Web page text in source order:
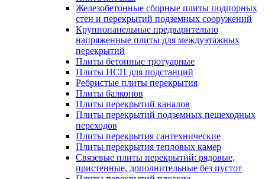
Железобетонные сборные плиты подпорных
стен и перекрытий подземных сооружений
Крупнопанельные предварительно
напряженные плиты для междуэтажных
перекрытий
Плиты бетонные тротуарные
Плиты НСП для подстанций
Ребристые плиты перекрытия
Плиты балконов
Плиты перекрытий каналов
Плиты перекрытий подземных пешеходных
переходов
Плиты перекрытия сантехнические
Плиты перекрытия тепловых камер
Связевые плиты перекрытий: рядовые,
пристенные, дополнительные без пустот